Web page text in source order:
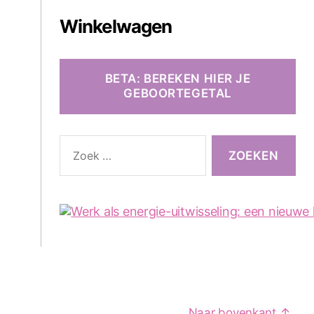
Winkelwagen
BETA: BEREKEN HIER JE
GEBOORTEGETAL
naar: